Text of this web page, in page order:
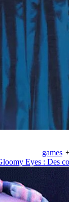
games
Eyes : Des